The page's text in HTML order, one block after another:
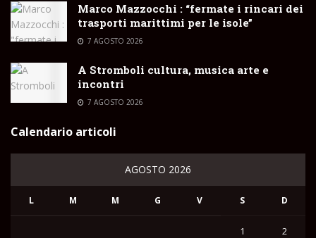
Marco Mazzocchi : “fermate i rincari dei
trasporti marittimi per le isole”
7 AGOSTO 2026
A Stromboli cultura, musica arte e
incontri
7 AGOSTO 2026
Calendario articoli
AGOSTO 2026
L M M G V S D
1 2